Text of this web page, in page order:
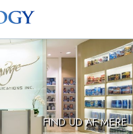
FIND UD AF MERE